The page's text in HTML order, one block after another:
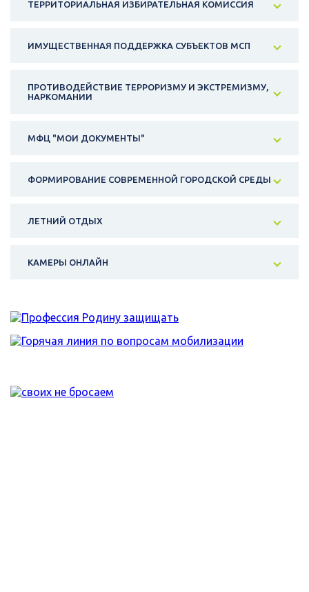
ТЕРРИТОРИАЛЬНАЯ ИЗБИРАТЕЛЬНАЯ КОМИССИЯ
ИМУЩЕСТВЕННАЯ ПОДДЕРЖКА СУБЪЕКТОВ МСП
ПРОТИВОДЕЙСТВИЕ ТЕРРОРИЗМУ И ЭКСТРЕМИЗМУ,
НАРКОМАНИИ
МФЦ "МОИ ДОКУМЕНТЫ"
ФОРМИРОВАНИЕ СОВРЕМЕННОЙ ГОРОДСКОЙ СРЕДЫ
ЛЕТНИЙ ОТДЫХ
КАМЕРЫ ОНЛАЙН